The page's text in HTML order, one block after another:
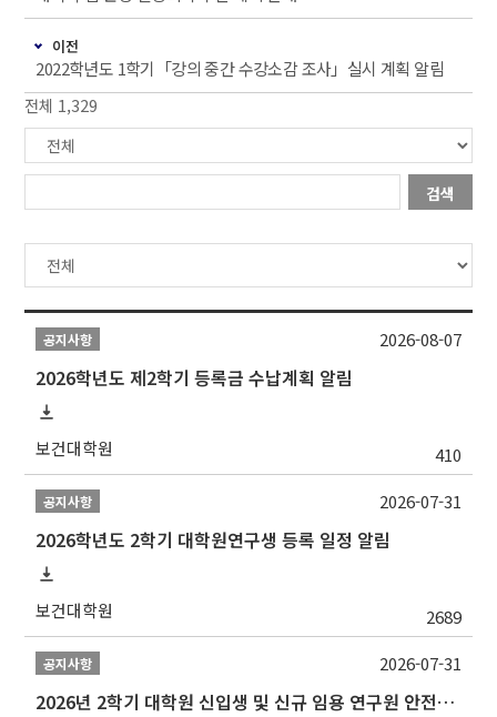
이전
2022학년도 1학기「강의 중간 수강소감 조사」실시 계획 알림
전체 1,329
검색
공지사항
2026학년도 제2학기 등록금 수납계획 알림
보건대학원 410
2026-08-07
공지사항
2026학년도 2학기 대학원연구생 등록 일정 알림
보건대학원 2689
2026-07-31
공지사항
2026년 2학기 대학원 신입생 및 신규 임용 연구원 안전환경교육(신규교육) 실시 안내
2026-07-31